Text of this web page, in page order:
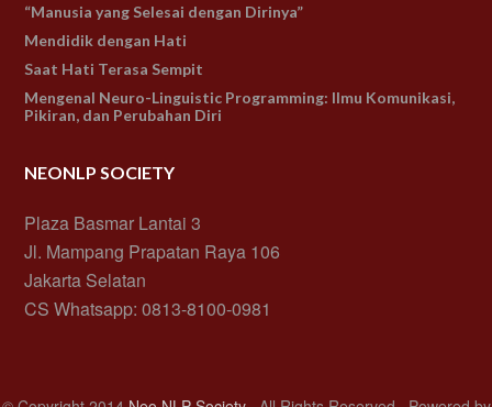
“Manusia yang Selesai dengan Dirinya”
Mendidik dengan Hati
Saat Hati Terasa Sempit
Mengenal Neuro-Linguistic Programming: Ilmu Komunikasi,
Pikiran, dan Perubahan Diri
NEONLP SOCIETY
Plaza Basmar Lantai 3
Jl. Mampang Prapatan Raya 106
Jakarta Selatan
CS Whatsapp: 0813-8100-0981